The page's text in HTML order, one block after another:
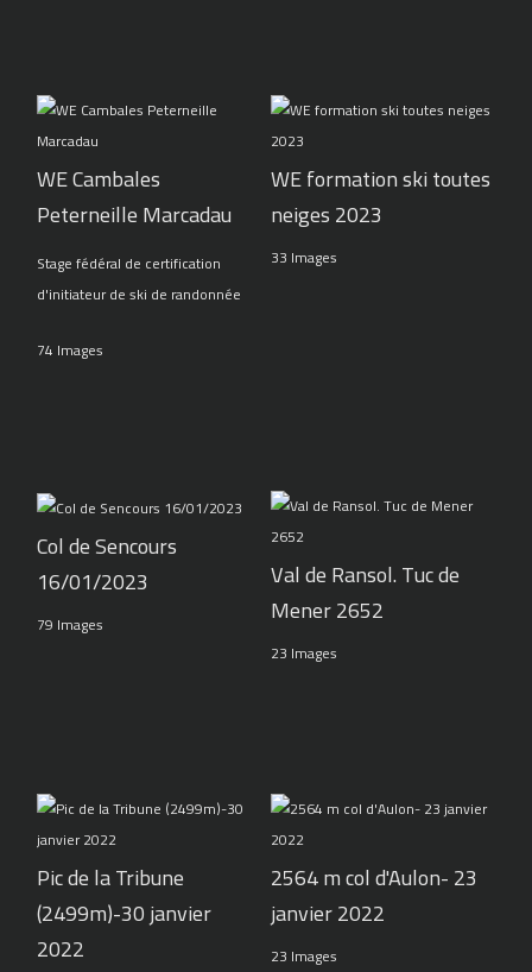
WE Cambales
Peterneille Marcadau
Stage fédéral de certification
d'initiateur de ski de randonnée
74 Images
WE formation ski toutes
neiges 2023
33 Images
Col de Sencours
16/01/2023
79 Images
Val de Ransol. Tuc de
Mener 2652
23 Images
Pic de la Tribune
(2499m)-30 janvier
2022
2564 m col d'Aulon- 23
janvier 2022
23 Images